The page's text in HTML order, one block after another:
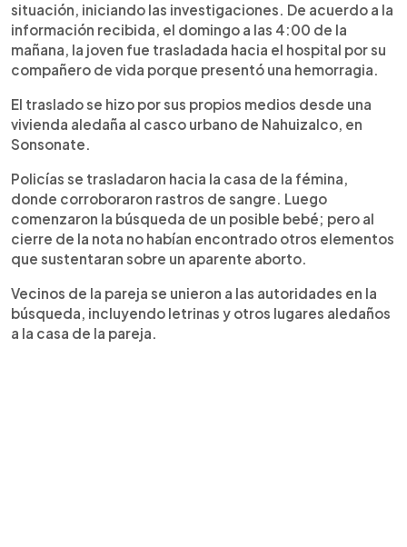
situación, iniciando las investigaciones. De acuerdo a la
información recibida, el domingo a las 4:00 de la
mañana, la joven fue trasladada hacia el hospital por su
compañero de vida porque presentó una hemorragia.
El traslado se hizo por sus propios medios desde una
vivienda aledaña al casco urbano de Nahuizalco, en
Sonsonate.
Policías se trasladaron hacia la casa de la fémina,
donde corroboraron rastros de sangre. Luego
comenzaron la búsqueda de un posible bebé; pero al
cierre de la nota no habían encontrado otros elementos
que sustentaran sobre un aparente aborto.
Vecinos de la pareja se unieron a las autoridades en la
búsqueda, incluyendo letrinas y otros lugares aledaños
a la casa de la pareja.